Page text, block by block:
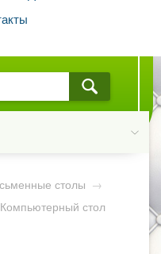
столы →
Компьютерный стол